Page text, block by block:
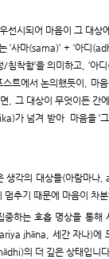
선시되어 마음이 그 대상
‘사마(sama)’ + ‘아디
침착함’을 의미하고, ‘아디
트에서 논의했듯이, 마
, 그 대상이 무엇이든 간
가 넘겨 받아 마음을 ‘그
생각의 대상들(아람마나,
추기 때문에 마음이 차분
하는 호흡 명상을 통해
jhāna, 세간 자나)에
의 더 깊은 상태입니다.